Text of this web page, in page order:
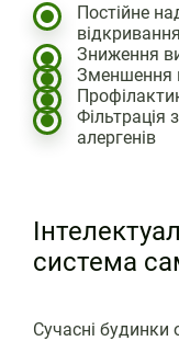
Постійне
Зниження
Зменшення
Фільтрація
алергенів
система
Сучасні